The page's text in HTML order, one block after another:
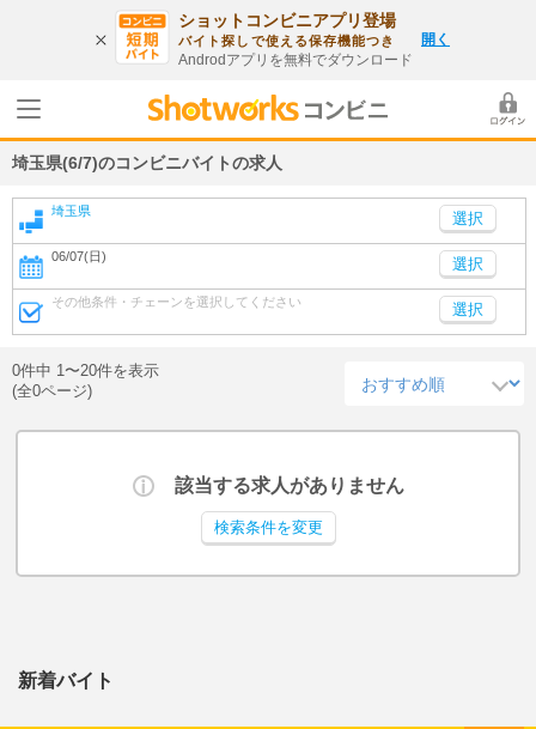
ショットコンビニアプリ登場
バイト探しで使える保存機能つき
Androdアプリを無料でダウンロード
開く
埼玉県(6/7)のコンビニバイトの求人
埼玉県
06/07(日) 選択
その他条件・チェーンを選択してください 選択
0件中 1〜20件を表示
(全0ページ)
該当する求人がありません
検索条件を変更
新着バイト